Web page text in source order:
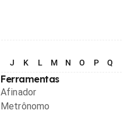
J K L M N O P Q
Ferramentas
Afinador
Metrônomo